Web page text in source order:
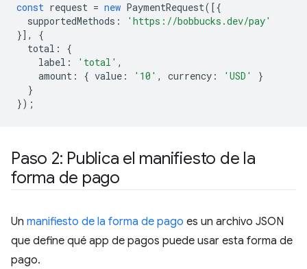
const request = new PaymentRequest([{
supportedMethods :
'https://bobbucks.dev/pay'
}],
{
total :
{
label : 'total' ,
amount : { value : '10' , currency : 'USD'
}
}
});
Paso 2: Publica el manifiesto de la
forma de pago
Un manifiesto de la forma de pago es un archivo JSON
que define qué app de pagos puede usar esta forma de
pago.